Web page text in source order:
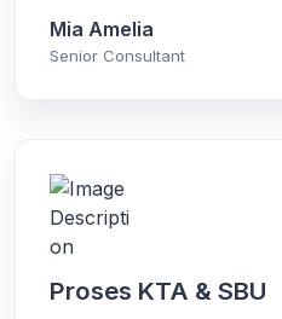
Mia Amelia
Senior Consultant
Proses KTA & SBU